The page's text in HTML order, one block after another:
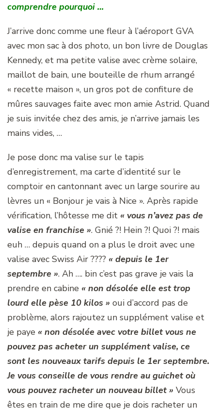
comprendre pourquoi …
J’arrive donc comme une fleur à l’aéroport GVA
avec mon sac à dos photo, un bon livre de Douglas
Kennedy, et ma petite valise avec crème solaire,
maillot de bain, une bouteille de rhum arrangé
« recette maison », un gros pot de confiture de
mûres sauvages faite avec mon amie Astrid. Quand
je suis invitée chez des amis, je n’arrive jamais les
mains vides, …
Je pose donc ma valise sur le tapis
d’enregistrement, ma carte d’identité sur le
comptoir en cantonnant avec un large sourire au
lèvres un « Bonjour je vais à Nice ». Après rapide
vérification, l’hôtesse me dit « vous n’avez pas de
valise en franchise ». Gnié ?! Hein ?! Quoi ?! mais
euh … depuis quand on a plus le droit avec une
valise avec Swiss Air ???? « depuis le 1er
septembre ». Ah …. bin c’est pas grave je vais la
prendre en cabine « non désolée elle est trop
lourd elle pèse 10 kilos » oui d’accord pas de
problème, alors rajoutez un supplément valise et
je paye « non désolée avec votre billet vous ne
pouvez pas acheter un supplément valise, ce
sont les nouveaux tarifs depuis le 1er septembre.
Je vous conseille de vous rendre au guichet où
vous pouvez racheter un nouveau billet » Vous
êtes en train de me dire que je dois racheter un